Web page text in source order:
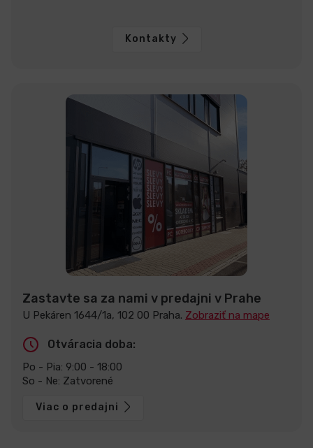
Kontakty
Zastavte sa za nami v predajni v Prahe
U Pekáren 1644/1a, 102 00 Praha. Zobraziť na mape
Otváracia doba:
Po - Pia: 9:00 - 18:00
So - Ne: Zatvorené
Viac o predajni